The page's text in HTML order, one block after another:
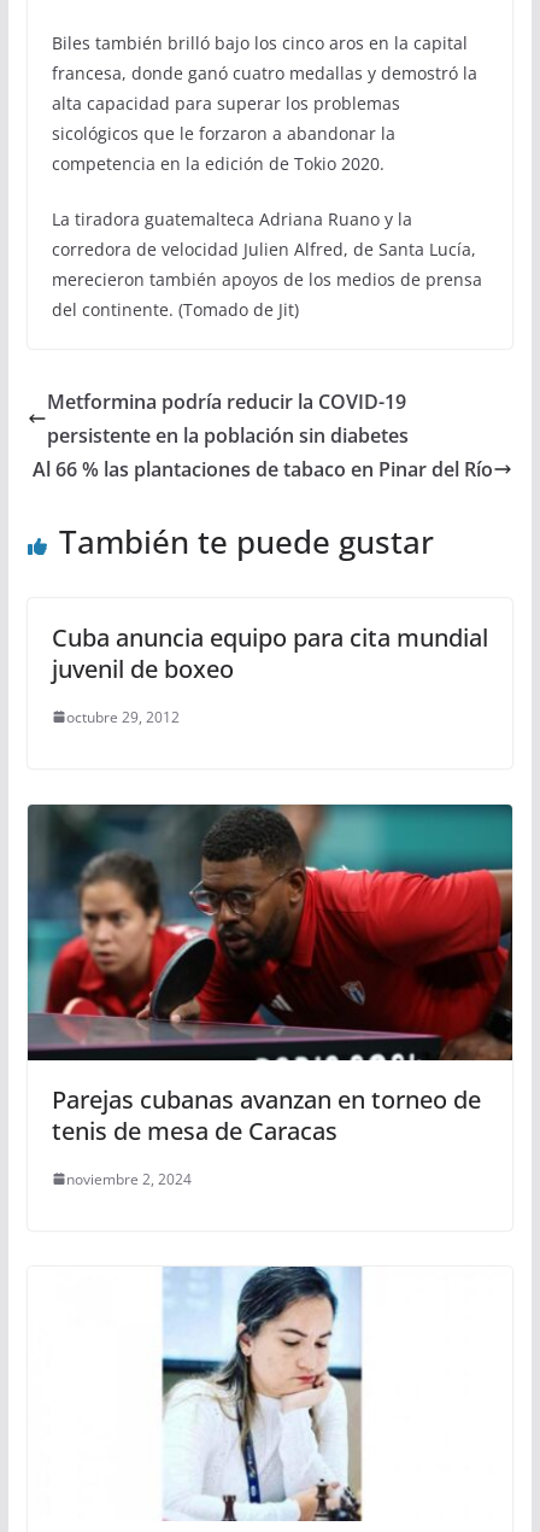
Biles también brilló bajo los cinco aros en la capital
francesa, donde ganó cuatro medallas y demostró la
alta capacidad para superar los problemas
sicológicos que le forzaron a abandonar la
competencia en la edición de Tokio 2020.
La tiradora guatemalteca Adriana Ruano y la
corredora de velocidad Julien Alfred, de Santa Lucía,
merecieron también apoyos de los medios de prensa
del continente. (Tomado de Jit)
Metformina podría reducir la COVID-19
persistente en la población sin diabetes
Al 66 % las plantaciones de tabaco en Pinar del Río
También te puede gustar
Cuba anuncia equipo para cita mundial
juvenil de boxeo
octubre 29, 2012
Parejas cubanas avanzan en torneo de
tenis de mesa de Caracas
noviembre 2, 2024